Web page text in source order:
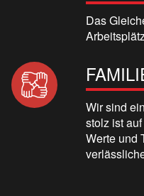
Das
Wir sind
stolz ist
Werte und